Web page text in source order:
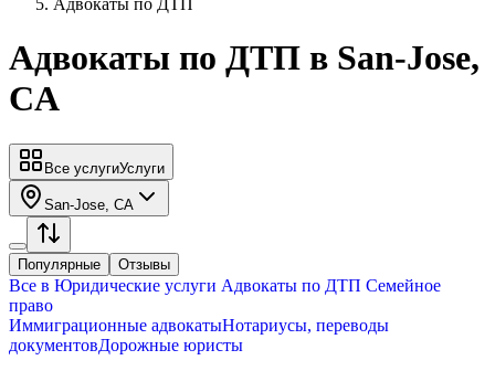
Адвокаты по ДТП
Адвокаты по ДТП в San-Jose,
CA
Все услугиУслуги
San-Jose, CA
Популярные Отзывы
Все в Юридические услуги Адвокаты по ДТП Семейное
право
Иммиграционные адвокатыНотариусы, переводы
документовДорожные юристы